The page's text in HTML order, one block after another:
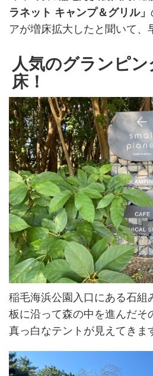
ラネット キャンプ＆グリル」
アが増床拡大したと聞いて、
人気のグランピ
床！
稲毛海浜公園入口にある石組
板に沿って森の中を進んだそ
真っ白なテントが見えてきま